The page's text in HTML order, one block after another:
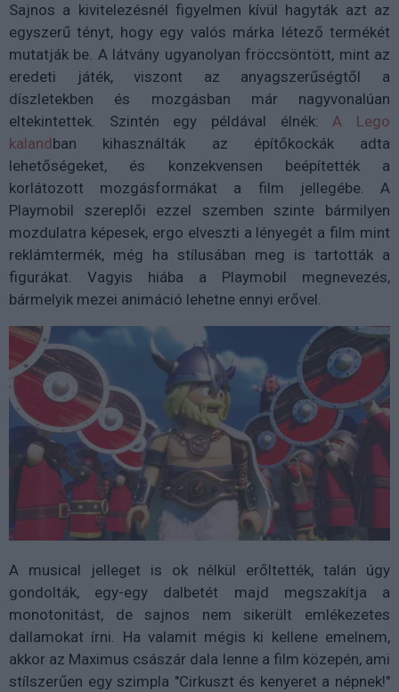
Sajnos a kivitelezésnél figyelmen kívül hagyták azt az
egyszerű tényt, hogy egy valós márka létező termékét
mutatják be. A látvány ugyanolyan fröccsöntött, mint az
eredeti játék, viszont az anyagszerűségtől a
díszletekben és mozgásban már nagyvonalúan
eltekintettek. Szintén egy példával élnék:A Lego
kalandban kihasználták az építőkockák adta
lehetőségeket, és konzekvensen beépítették a
korlátozott mozgásformákat a film jellegébe. A
Playmobil szereplői ezzel szemben szinte bármilyen
mozdulatra képesek, ergo elveszti a lényegét a film mint
reklámtermék, még ha stílusában meg is tartották a
figurákat. Vagyis hiába a Playmobil megnevezés,
bármelyik mezei animáció lehetne ennyi erővel.
A musical jelleget is ok nélkül erőltették, talán úgy
gondolták, egy-egy dalbetét majd megszakítja a
monotonitást, de sajnos nem sikerült emlékezetes
dallamokat írni. Ha valamit mégis ki kellene emelnem,
akkor az Maximus császár dala lenne a film közepén, ami
stílszerűen egy szimpla "Cirkuszt és kenyeret a népnek!"